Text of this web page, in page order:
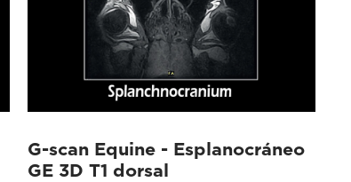
G-scan Equine - Esplanocráneo
GE 3D T1 dorsal